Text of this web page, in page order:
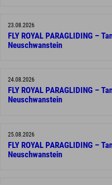
23.08.2026
FLY ROYAL PARAGLIDING –
Neuschwanstein
24.08.2026
FLY ROYAL PARAGLIDING –
Neuschwanstein
25.08.2026
FLY ROYAL PARAGLIDING –
Neuschwanstein